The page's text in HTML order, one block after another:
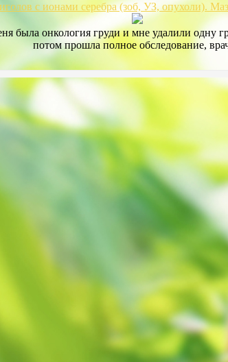
с ионами серебра (зоб, УЗ, опухоли).
была онкология груди и мне удалили одну
потом прошла полное обследование,